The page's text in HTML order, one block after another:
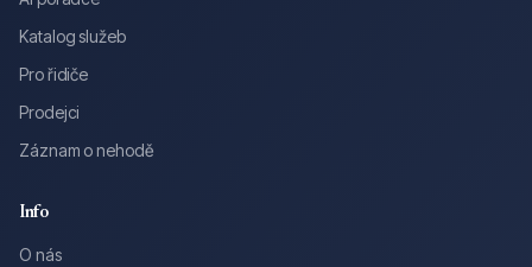
Katalog služeb
Pro řidiče
Prodejci
Záznam o nehodě
Info
O nás